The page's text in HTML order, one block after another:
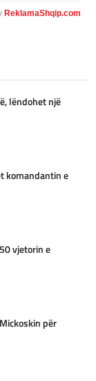
ReklamaShqip.com
lëndohet një
komandantin e
vjetorin e
për